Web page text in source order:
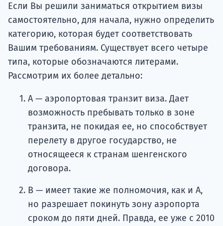
Если Вы решили заниматься открытием визы
самостоятельно, для начала, нужно определить
категорию, которая будет соответствовать
Вашим требованиям. Существует всего четыре
типа, которые обозначаются литерами.
Рассмотрим их более детально:
А — аэропортовая транзит виза. Дает
возможность пребывать только в зоне
транзита, не покидая ее, но способствует
перелету в другое государство, не
относящееся к странам шенгенского
договора.
В — имеет такие же полномочия, как и А,
но разрешает покинуть зону аэропорта
сроком до пяти дней. Правда, ее уже с 2010